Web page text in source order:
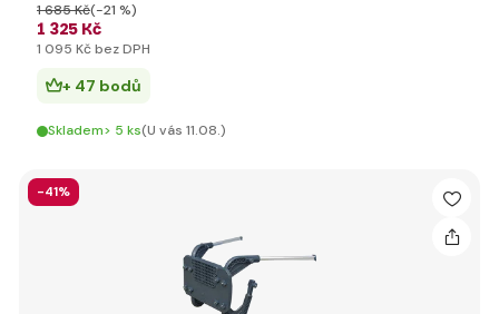
1 325 Kč
1 685 Kč(-21 %)
1 095 Kč bez DPH
+ 47 bodů
Skladem> 5 ks(U vás 11.08.)
-41%